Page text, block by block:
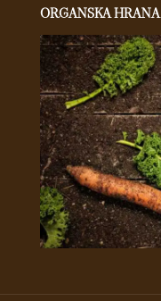
ORGANSKA HRANA